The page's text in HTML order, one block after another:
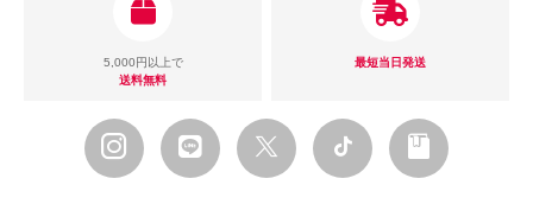
5,000円以上で
送料無料
最短当日発送